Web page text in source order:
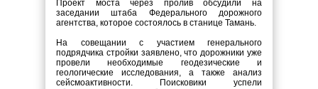
Проект моста через пролив обсудили на
заседании штаба Федерального дорожного
агентства, которое состоялось в станице Тамань.
На совещании с участием генерального
подрядчика стройки заявлено, что дорожники уже
провели необходимые геодезические и
геологические исследования, а также анализ
сейсмоактивности. Поисковики успели